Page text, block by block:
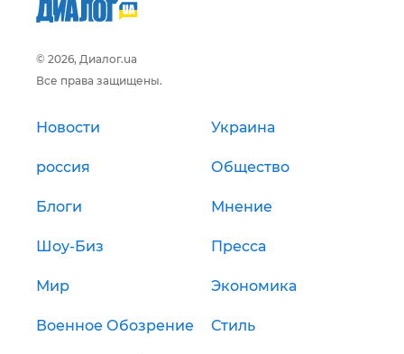
© 2026, Диалог.ua
Все права защищены.
Новости Украина
россия Общество
Блоги Мнение
Шоу-Биз Пресса
Мир Экономика
Военное Обозрение Стиль